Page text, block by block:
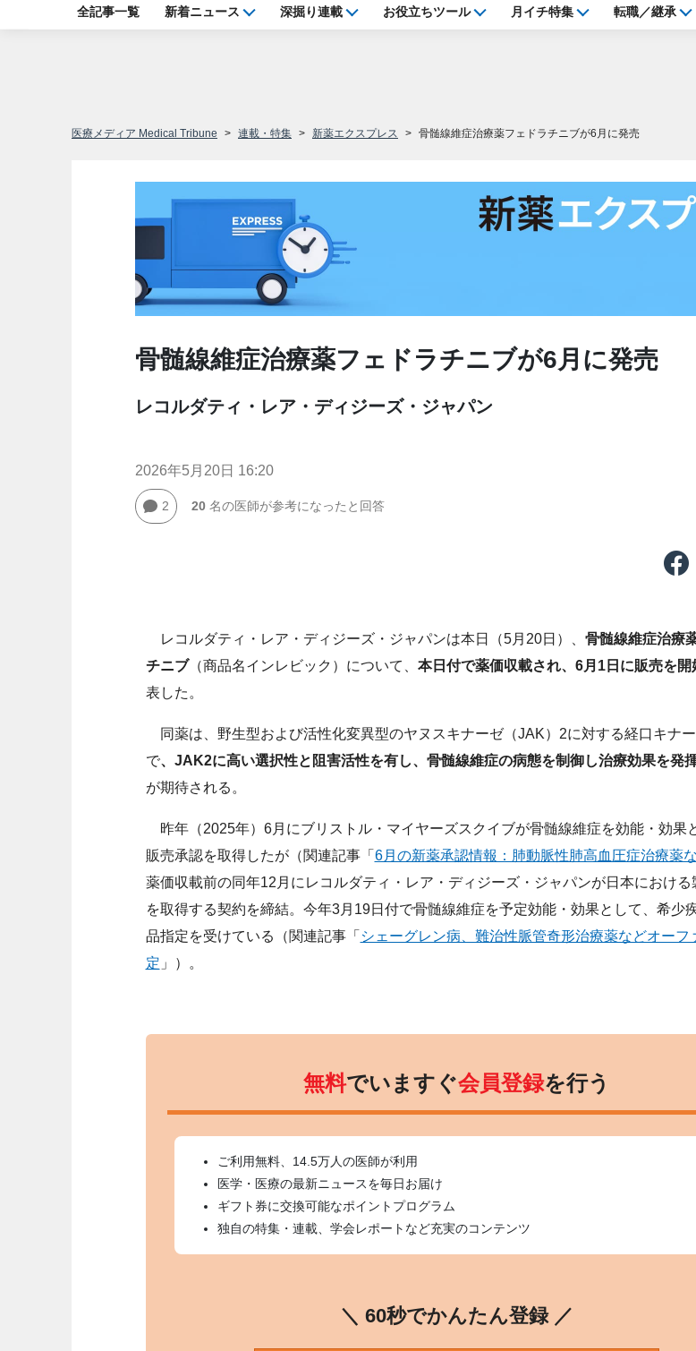
全記事一覧 新着ニュース 深掘り連載 お役立ちツール 月イチ特集 転職／継承
医療メディア Medical Tribune 連載・特集 新薬エクスプレス 骨髄線維症治療薬フェドラチニブが6月に発売
骨髄線維症治療薬フェドラチニブが6月に発売
レコルダティ・レア・ディジーズ・ジャパン
2026年5月20日 16:20
2 20名の医師が参考になったと回答
レコルダティ・レア・ディジーズ・ジャパンは本日（5月20日）、 骨髄線維症治療
チニブ（商品名インレビック）について、 本日付で薬価収載され、6月1日に販売を開
表した。
同薬は、野生型および活性化変異型のヤヌスキナーゼ（JAK）2に対する経口キナ
で、JAK2に高い選択性と阻害活性を有し、骨髄線維症の病態を制御し治療効果を発
が期待される。
昨年（2025年）6月にブリストル・マイヤーズスクイブが骨髄線維症を効能・効果
販売承認を取得したが（関連記事「 6月の新薬承認情報：肺動脈性肺高血圧症治療薬
薬価収載前の同年12月にレコルダティ・レア・ディジーズ・ジャパンが日本における
を取得する契約を締結。今年3月19日付で骨髄線維症を予定効能・効果として、希少
品指定を受けている（関連記事「 シェーグレン病、難治性脈管奇形治療薬などオーフ
定 」）。
無料でいますぐ会員登録を行う
ご利用無料、14.5万人の医師が利用
医学・医療の最新ニュースを毎日お届け
ギフト券に交換可能なポイントプログラム
独自の特集・連載、学会レポートなど充実のコンテンツ
＼ 60秒でかんたん登録 ／